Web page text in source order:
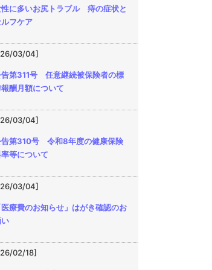
に多いお尻トラブル 痔の症状と
ルフケア
03/04]
告第311号 任意継続被保険者の標
酬月額について
03/04]
告第310号 令和8年度の健康保険
等について
03/04]
医療費のお知らせ」はがき確認のお
02/18]